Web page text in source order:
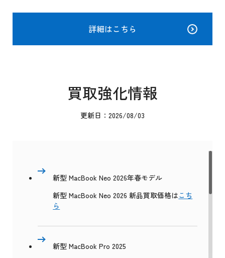
詳細はこちら
買取強化情報
更新日：2026/08/03
新型 MacBook Neo 2026年春モデル
新型 MacBook Neo 2026 新品買取価格はこち
ら
新型 MacBook Pro 2025